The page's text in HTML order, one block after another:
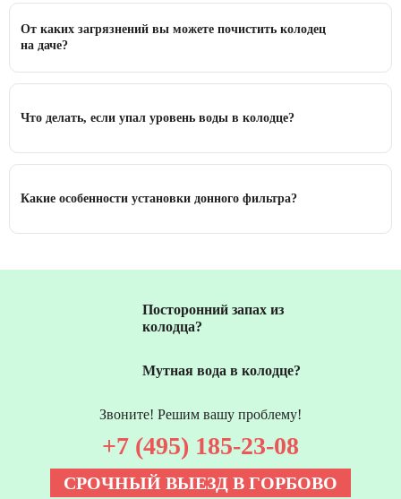
От каких загрязнений вы можете почистить колодец
на даче?
Что делать, если упал уровень воды в колодце?
Какие особенности установки донного фильтра?
Посторонний запах из
колодца?
Мутная вода в колодце?
Звоните! Решим вашу проблему!
+7 (495) 185-23-08
СРОЧНЫЙ ВЫЕЗД В ГОРБОВО